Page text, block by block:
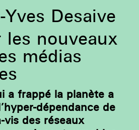
Desaive
les nouveaux
médias
a frappé la planète a
dépendance de
vis des réseaux